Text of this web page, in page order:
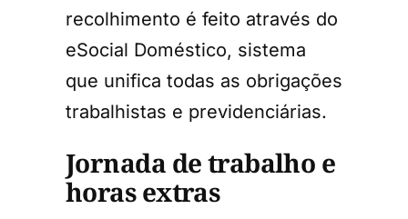
recolhimento é feito através do
eSocial Doméstico, sistema
que unifica todas as obrigações
trabalhistas e previdenciárias.
Jornada de trabalho e
horas extras